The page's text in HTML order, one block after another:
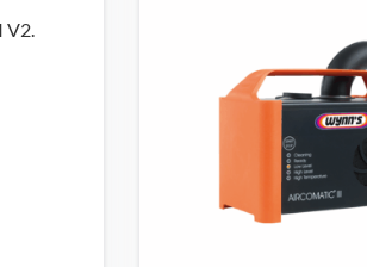
V2.